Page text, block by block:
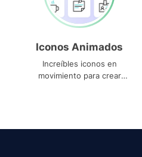
Iconos Animados
Increíbles iconos en
movimiento para crear